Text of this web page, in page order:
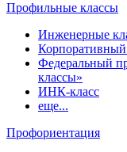
Профильные классы
Инженерные
Федеральный
классы»
ИНК-класс
еще...
Профориентация